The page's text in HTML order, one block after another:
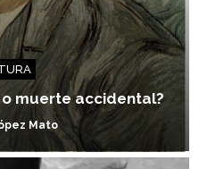
o muerte accidental?
Mato